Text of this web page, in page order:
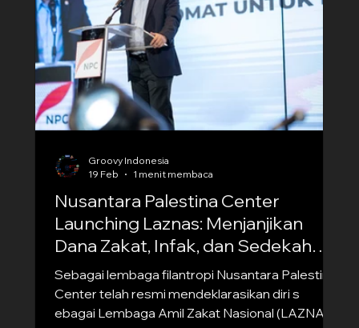
Nusantara Palestina Center
Launching Laznas: Menjanjikan
Dana Zakat, Infak, dan Sedekah
Tersalur Tepat Sasaran
Sebagai lembaga filantropi Nusantara Palestina
Center telah resmi mendeklarasikan diri s
ebagai Lembaga Amil Zakat Nasional (LAZNAS)
Groovy Indonesia
19 Feb
1 menit membaca